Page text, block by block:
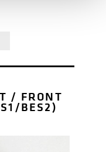
/ FRONT
BES2)